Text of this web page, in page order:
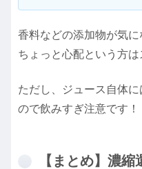
香料などの添加物が気
ちょっと心配という方は
ただし、ジュース自体
ので飲みすぎ注意です！
【まとめ】濃